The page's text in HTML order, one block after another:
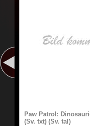
Paw Patrol:
(Sv. txt) (Sv. tal)